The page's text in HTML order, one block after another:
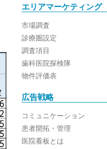
エリアマーケティング
市場調査
診療圏設定
調査項目
歯科医院探検隊
物件評価表
広告戦略
コミュニケーション
患者開拓・管理
医院看板とは